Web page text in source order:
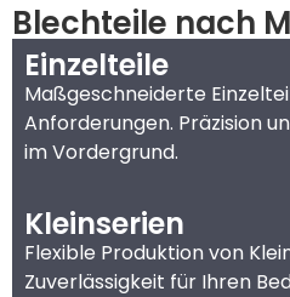
Blechteile nach
Einzelteile
Maßgeschneiderte
Anforderungen. Präzision
im Vordergrund.
Kleinserien
Flexible Produktion von
Zuverlässigkeit für Ihren